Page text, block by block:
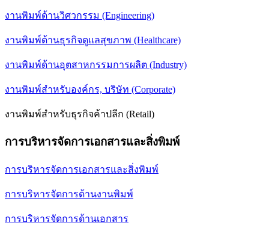
งานพิมพ์ด้านวิศวกรรม (Engineering)
งานพิมพ์ด้านธุรกิจดูแลสุขภาพ (Healthcare)
งานพิมพ์ด้านอุตสาหกรรมการผลิต (Industry)
งานพิมพ์สำหรับองค์กร, บริษัท (Corporate)
งานพิมพ์สำหรับธุรกิจค้าปลีก (Retail)
การบริหารจัดการเอกสารและสิ่งพิมพ์
การบริหารจัดการเอกสารและสิ่งพิมพ์
การบริหารจัดการด้านงานพิมพ์
การบริหารจัดการด้านเอกสาร